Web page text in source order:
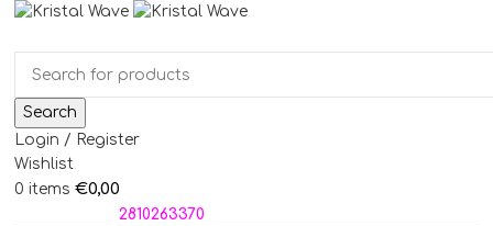
Search
Login / Register
Wishlist
0 items €0,00
2810263370